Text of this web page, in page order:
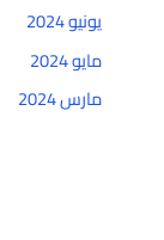
يونيو 2024
مايو 2024
مارس 2024